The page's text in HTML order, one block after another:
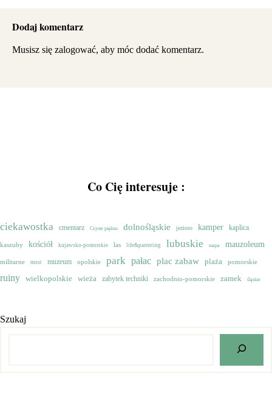
Dodaj komentarz
Musisz się zalogować, aby móc dodać komentarz.
Co Cię interesuje :
ciekawostka cmentarz Czyste piękno dolnośląskie jezioro kamper kaplica
kaszuby kościół kujawsko-pomorskie las life&parenting lubuskie mapa mauzoleum
militarne most muzeum opolskie park pałac plac zabaw plaża pomorskie
ruiny wielkopolskie wieża zabytek techniki zachodnio-pomorskie zamek śląskie
Szukaj